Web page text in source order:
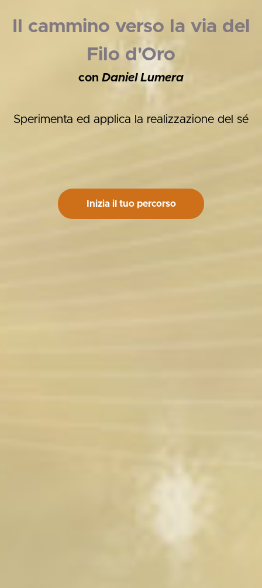
Il cammino verso la via del
Filo d'Oro
con Daniel Lumera
Sperimenta ed applica la realizzazione del sé
Inizia il tuo percorso